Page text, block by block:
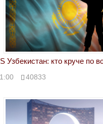
Узбекистан: кто круче по
40833